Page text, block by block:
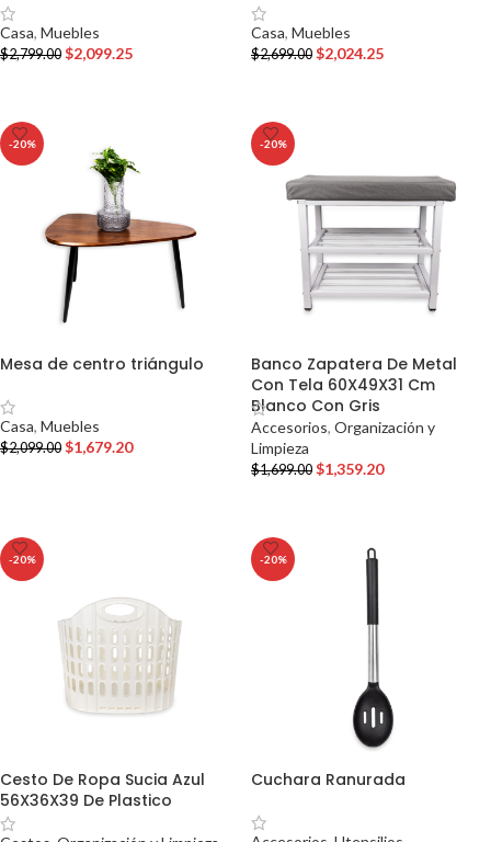
Casa, Muebles
$2,799.00 $2,099.25
Casa, Muebles
$2,699.00 $2,024.25
-20%
Mesa de centro triángulo
Casa, Muebles
$2,099.00 $1,679.20
-20%
Banco Zapatera De Metal
Con Tela 60X49X31 Cm
Blanco Con Gris
Accesorios, Organización y
Limpieza
$1,699.00 $1,359.20
-20%
Cesto De Ropa Sucia Azul
56X36X39 De Plastico
-20%
Cuchara Ranurada